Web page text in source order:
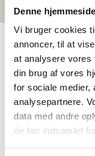
Denne
Vi bruger cookies
annoncer, til at
at analysere vores
din brug af vores
for sociale medier,
analysepartnere.
data med andre
de har indsamlet
Har
Vi er her for at
os, hvis du har